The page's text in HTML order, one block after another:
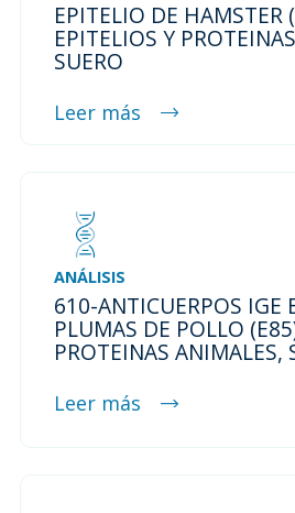
EPITELIO DE HAMSTER
EPITELIOS Y
SUERO
Leer más
ANÁLISIS
610-ANTICUERPOS IGE
PLUMAS DE POLLO
PROTEINAS ANIMALES,
Leer más